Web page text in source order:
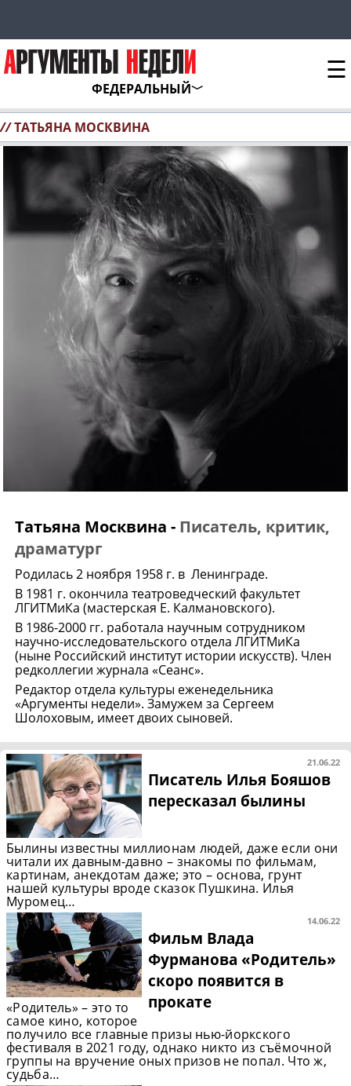
ФЕДЕРАЛЬНЫЙ
☰
//ТАТЬЯНА МОСКВИНА
Татьяна Москвина - Писатель, критик,
драматург
Родилась 2 ноября 1958 г. в Ленинграде.
В 1981 г. окончила театроведческий факультет
ЛГИТМиКа (мастерская Е. Калмановского).
В 1986-2000 гг. работала научным сотрудником
научно-исследовательского отдела ЛГИТМиКа
(ныне Российский институт истории искусств). Член
редколлегии журнала «Сеанс».
Редактор отдела культуры еженедельника
«Аргументы недели». Замужем за Сергеем
Шолоховым, имеет двоих сыновей.
21.06.22
Писатель Илья Бояшов
пересказал былины
Былины известны миллионам людей, даже если они
читали их давным-давно – знакомы по фильмам,
картинам, анекдотам даже; это – основа, грунт
нашей культуры вроде сказок Пушкина. Илья
Муромец…
14.06.22
Фильм Влада
Фурманова «Родитель»
скоро появится в
прокате
«Родитель» – это то
самое кино, которое
получило все главные призы нью-йоркского
фестиваля в 2021 году, однако никто из съёмочной
группы на вручение оных призов не попал. Что ж,
судьба…